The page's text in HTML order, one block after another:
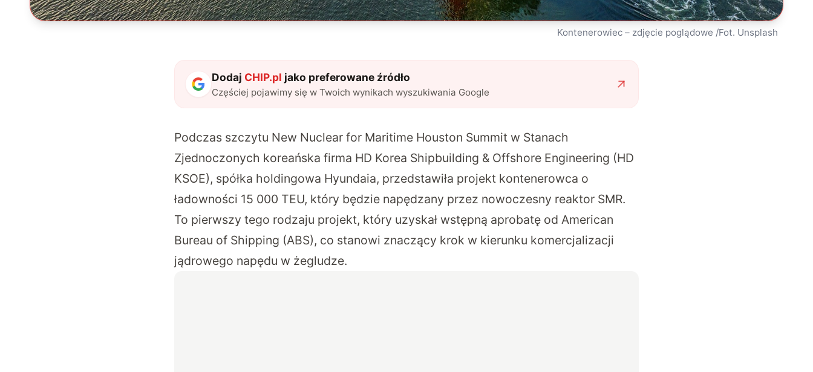
Kontenerowiec – zdjęcie poglądowe /Fot. Unsplash
Dodaj CHIP.pl jako preferowane źródło
Częściej pojawimy się w Twoich wynikach wyszukiwania Google
Podczas szczytu New Nuclear for Maritime Houston Summit w Stanach
Zjednoczonych koreańska firma HD Korea Shipbuilding & Offshore Engineering (HD
KSOE), spółka holdingowa Hyundaia, przedstawiła projekt kontenerowca o
ładowności 15 000 TEU, który będzie napędzany przez nowoczesny reaktor SMR.
To pierwszy tego rodzaju projekt, który uzyskał wstępną aprobatę od American
Bureau of Shipping (ABS), co stanowi znaczący krok w kierunku komercjalizacji
jądrowego napędu w żegludze.